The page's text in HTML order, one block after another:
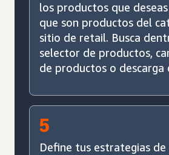
los productos que deseas
que son productos del
sitio de retail. Busca
selector de productos,
de productos o descarga
5
Define tus estrategias de